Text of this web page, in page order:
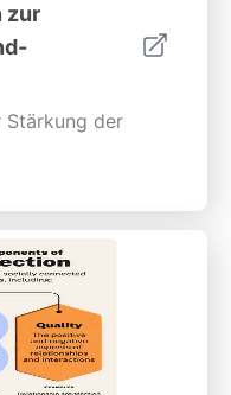
zur
der